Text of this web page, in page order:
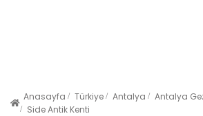
Anasayfa Türkiye Antalya
Antalya
Side Antik Kenti